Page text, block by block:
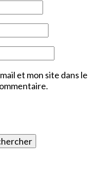
et mon site dans le